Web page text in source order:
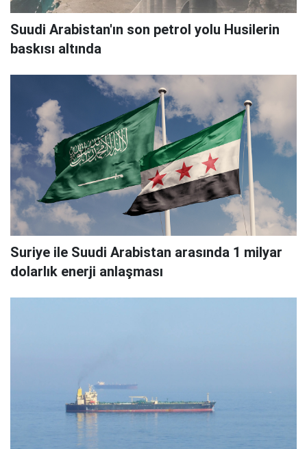
Suudi Arabistan'ın son petrol yolu Husilerin
baskısı altında
Suriye ile Suudi Arabistan arasında 1 milyar
dolarlık enerji anlaşması